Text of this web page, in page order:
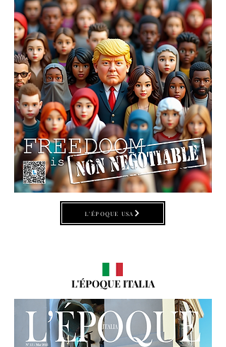
L'ÉPOQUE USA
L'ÉPOQUE ITALIA